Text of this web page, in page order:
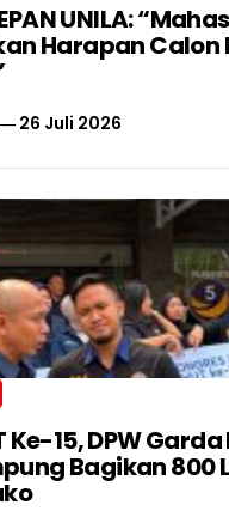
UNILA:
Harapan Calon
26 Juli 2026
Ke-15, DPW
Bagikan 800